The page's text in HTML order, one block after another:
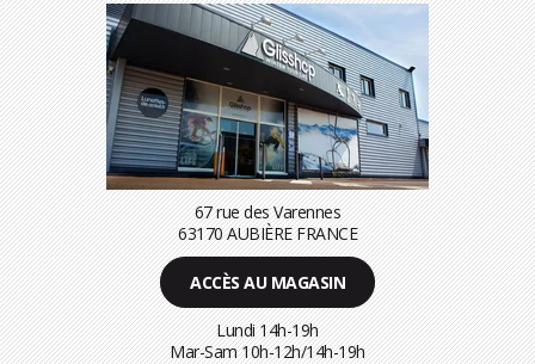
67 rue des Varennes
63170 AUBIÈRE FRANCE
ACCÈS AU MAGASIN
Lundi 14h-19h
Mar-Sam 10h-12h/14h-19h